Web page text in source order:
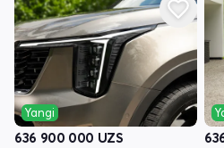
Yangi
636 900 000 UZS